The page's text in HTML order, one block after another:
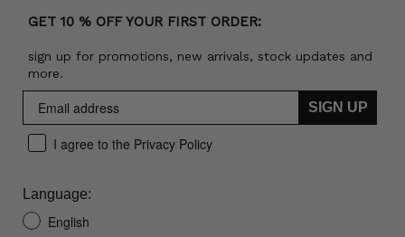
GET 10 % OFF YOUR FIRST ORDER:
sign up for promotions, new arrivals, stock updates and
more.
SIGN UP
I agree to the Privacy Policy
Language:
English